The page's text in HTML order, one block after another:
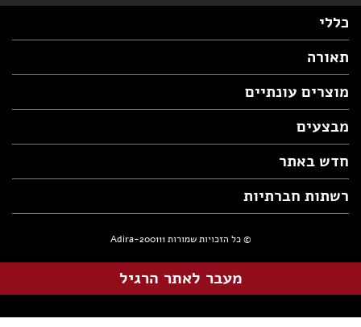
כללי
תאורה
מוצרים עונתיים
מבצעים
חדש באתר
רשתות חברתיות
© כל הזכויות שמורות Adira-200111
מעבר לאתר הרגיל